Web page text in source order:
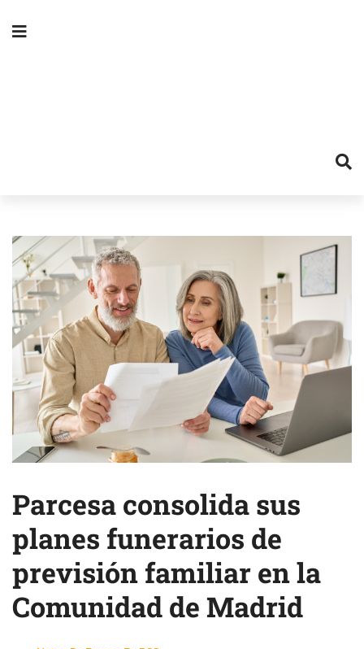
Parcesa consolida sus
planes funerarios de
previsión familiar en la
Comunidad de Madrid